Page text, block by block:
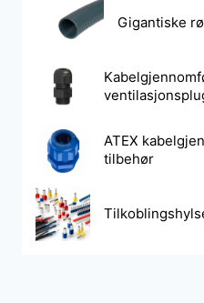
Gigantiske
ATEX
tilbehør